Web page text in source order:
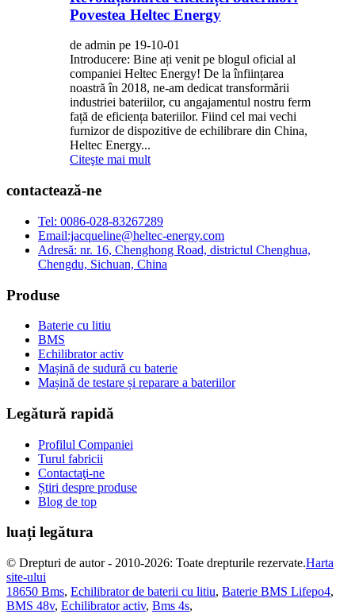
Povestea Heltec Energy
de admin pe 19-10-01
Introducere: Bine ați venit pe blogul oficial al
companiei Heltec Energy! De la înființarea
noastră în 2018, ne-am dedicat transformării
industriei bateriilor, cu angajamentul nostru ferm
față de eficiența bateriilor. Fiind cel mai vechi
furnizor de dispozitive de echilibrare din China,
Heltec Energy...
Citeşte mai mult
contactează-ne
Tel: 0086-028-83267289
Email:jacqueline@heltec-energy.com
Adresă: nr. 16, Chenghong Road, districtul Chenghua,
Chengdu, Sichuan, China
Produse
Baterie cu litiu
BMS
Echilibrator activ
Mașină de sudură cu baterie
Mașină de testare și reparare a bateriilor
Legătură rapidă
Profilul Companiei
Turul fabricii
Contactaţi-ne
Știri despre produse
Blog de top
luați legătura
© Drepturi de autor - 2010-2026: Toate drepturile rezervate.Harta
site-ului
18650 Bms, Echilibrator de baterii cu litiu, Baterie BMS Lifepo4,
BMS 48v, Echilibrator activ, Bms 4s,